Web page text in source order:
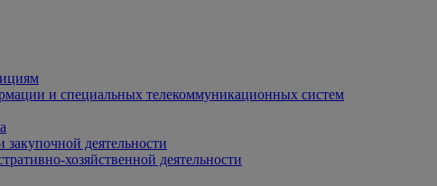
и специальных телекоммуникационных систем
деятельности
хозяйственной деятельности